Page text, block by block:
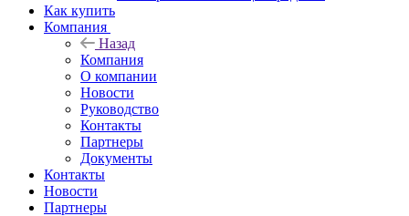
Как купить
Компания
Назад
Компания
О компании
Новости
Руководство
Контакты
Партнеры
Документы
Контакты
Новости
Партнеры